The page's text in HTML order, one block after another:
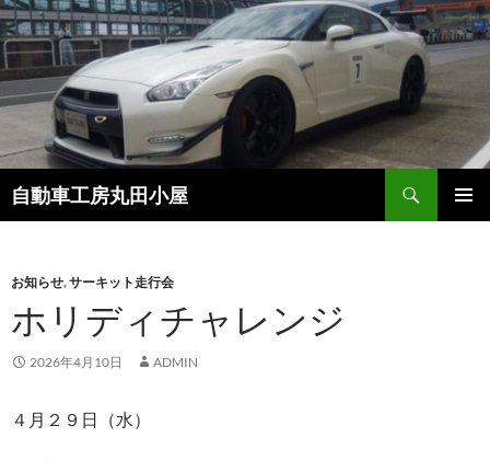
コ
ン
テ
ン
ス
キ
ッ
自動車工房丸田小屋
検
索
お知らせ,サーキット走行会
ホリディチャレンジ
2026年4月10日 ADMIN
４月２９日（水）